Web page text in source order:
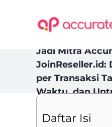
Jadi Mitra
JoinReseller.id:
per Transaksi
Waktu, dan
Daftar Isi